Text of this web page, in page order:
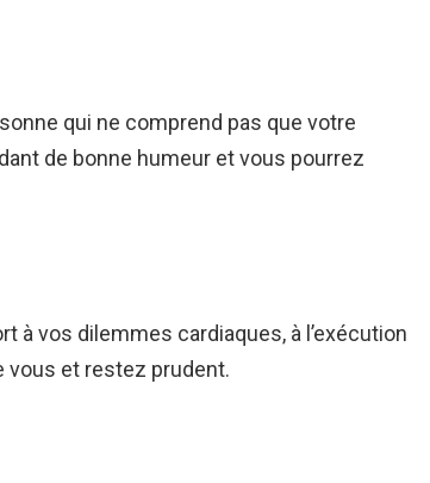
qui ne comprend pas que votre
de bonne humeur et vous pourrez
à vos dilemmes cardiaques, à l’exécution
vous et restez prudent.